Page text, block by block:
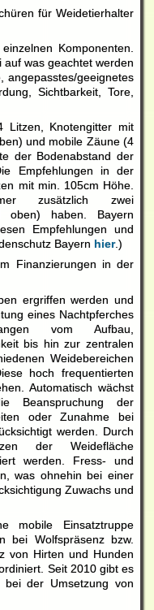
für Weidetierhalter
Komponenten.
was geachtet werden
angepasstes/geeignetes
Sichtbarkeit, Tore,
Litzen, Knotengitter mit
und mobile Zäune (4
der Bodenabstand der
Empfehlungen in der
mit min. 105cm Höhe.
zusätzlich zwei
oben) haben. Bayern
Empfehlungen und
Bayern hier.)
Finanzierungen in der
ergriffen werden und
eines Nachtpferches
vom Aufbau,
bis hin zur zentralen
Weidebereichen
hoch frequentierten
Automatisch wächst
Beanspruchung der
oder Zunahme bei
werden. Durch
der Weidefläche
werden. Fress- und
was ohnehin bei einer
Zuwachs und
Einsatztruppe
bei Wolfspräsenz bzw.
von Hirten und Hunden
Seit 2010 gibt es
bei der Umsetzung von